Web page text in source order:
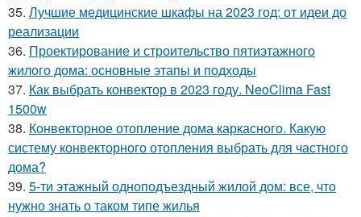
35. Лучшие медицинские шкафы на 2023 год: от идеи до
реализации
36. Проектирование и строительство пятиэтажного
жилого дома: основные этапы и подходы
37. Как выбрать конвектор в 2023 году. NeoClima Fast
1500w
38. Конвекторное отопление дома каркасного. Какую
систему конвекторного отопления выбрать для частного
дома?
39. 5-ти этажный одноподъездный жилой дом: все, что
нужно знать о таком типе жилья